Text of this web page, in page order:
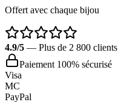
Offert avec chaque bijou
4.9/5 — Plus de 2 800 clients
Paiement 100% sécurisé
Visa
MC
PayPal